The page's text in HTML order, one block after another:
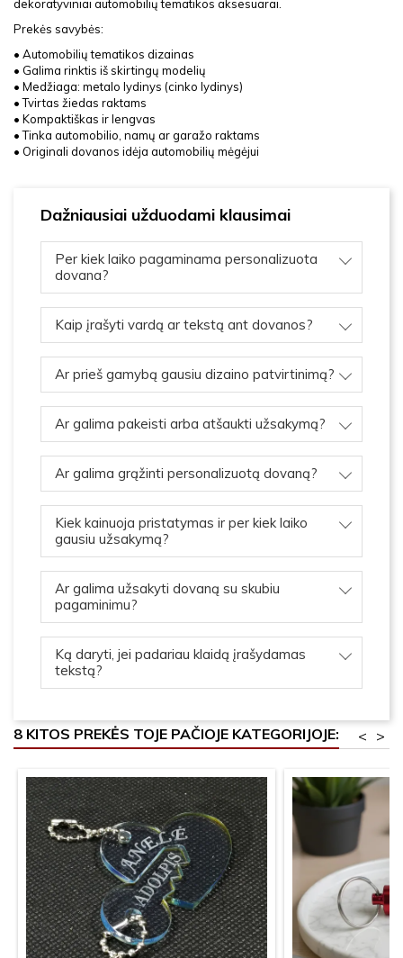
dekoratyviniai automobilių tematikos aksesuarai.
Prekės savybės:
• Automobilių tematikos dizainas
• Galima rinktis iš skirtingų modelių
• Medžiaga: metalo lydinys (cinko lydinys)
• Tvirtas žiedas raktams
• Kompaktiškas ir lengvas
• Tinka automobilio, namų ar garažo raktams
• Originali dovanos idėja automobilių mėgėjui
Dažniausiai užduodami klausimai
Per kiek laiko pagaminama personalizuota
dovana?
Kaip įrašyti vardą ar tekstą ant dovanos?
Ar prieš gamybą gausiu dizaino patvirtinimą?
Ar galima pakeisti arba atšaukti užsakymą?
Ar galima grąžinti personalizuotą dovaną?
Kiek kainuoja pristatymas ir per kiek laiko
gausiu užsakymą?
Ar galima užsakyti dovaną su skubiu
pagaminimu?
Ką daryti, jei padariau klaidą įrašydamas
tekstą?
8 KITOS PREKĖS TOJE PAČIOJE KATEGORIJOJE: >
<